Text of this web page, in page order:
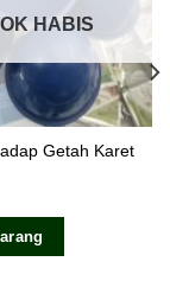
HABIS
Getah Karet